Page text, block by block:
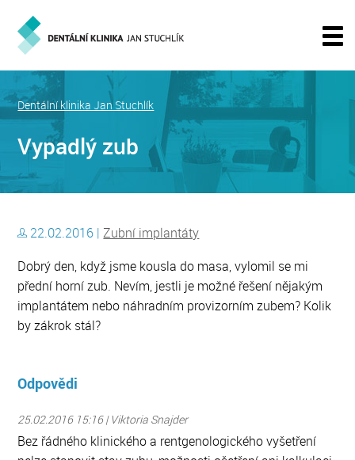
Vypadlý zub
Dentální klinika Jan Stuchlík
22.02.2016 |Zubní implantáty
Dobrý den, když jsme kousla do masa, vylomil se mi
přední horní zub. Nevím, jestli je možné řešení nějakým
implantátem nebo náhradním provizorním zubem? Kolik
by zákrok stál?
Odpovědi
25.02.2016 15:16 | Viktoria Snajder
Bez řádného klinického a rentgenologického vyšetření